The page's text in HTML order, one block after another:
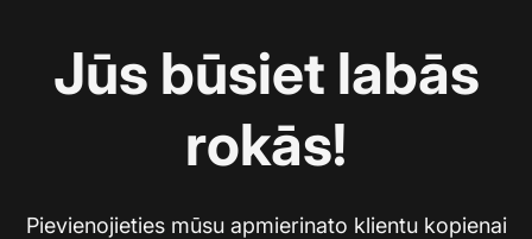
Jūs būsiet labās
rokās!
Pievienojieties mūsu apmierinato klientu kopienai